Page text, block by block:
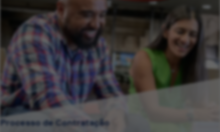
Processo de Contratação